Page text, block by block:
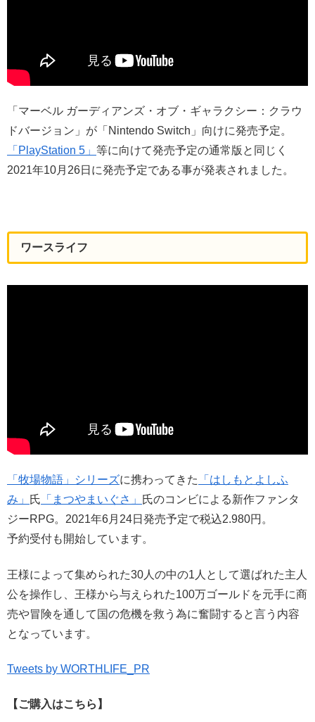
「マーベル ガーディアンズ・オブ・ギャラクシー：クラウ
ドバージョン」が「Nintendo Switch」向けに発売予定。
「PlayStation 5」 等に向けて発売予定の通常版と同じく
2021年10月26日に発売予定である事が発表されました。
ワースライフ
「牧場物語」シリーズに携わってきた
「はしもとよしふ
み」
氏 「まつやまいぐさ」
氏のコンビによる新作ファンタ
ジーRPG。2021年6月24日発売予定で税込2.980円。
予約受付も開始しています。
王様によって集められた30人の中の1人として選ばれた主人
公を操作し、王様から与えられた100万ゴールドを元手に商
売や冒険を通して国の危機を救う為に奮闘すると言う内容
となっています。
Tweets by WORTHLIFE_PR
【ご購入はこちら】